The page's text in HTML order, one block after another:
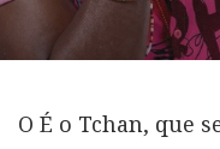
O É o Tchan, que